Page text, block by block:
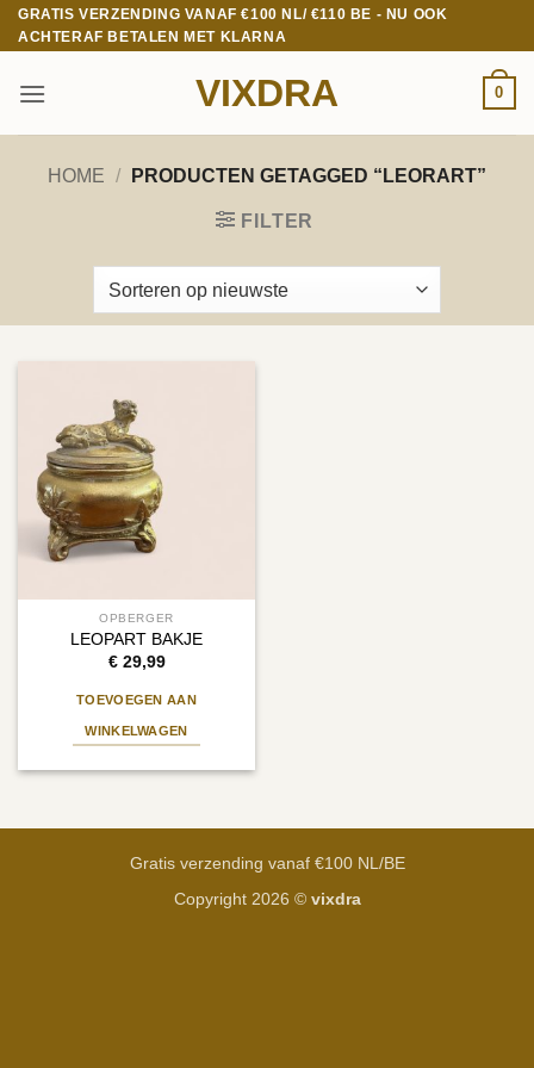
Ga
naar
GRATIS VERZENDING VANAF €100 NL/ €110 BE - NU OOK
ACHTERAF BETALEN MET KLARNA
VIXDRA 0
HOME / PRODUCTEN GETAGGED “LEORART”
FILTER
OPBERGER
LEOPART BAKJE
€29,99
TOEVOEGEN AAN
WINKELWAGEN
Gratis verzending vanaf €100 NL/BE
Copyright 2026 © vixdra